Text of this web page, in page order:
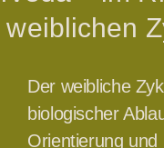
weiblichen
Der weibliche
biologischer
Orientierung